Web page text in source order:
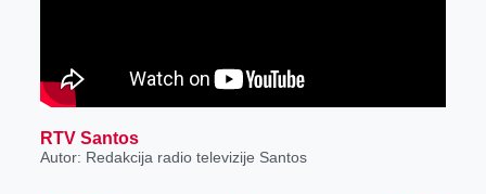
RTV Santos
Autor: Redakcija radio televizije Santos